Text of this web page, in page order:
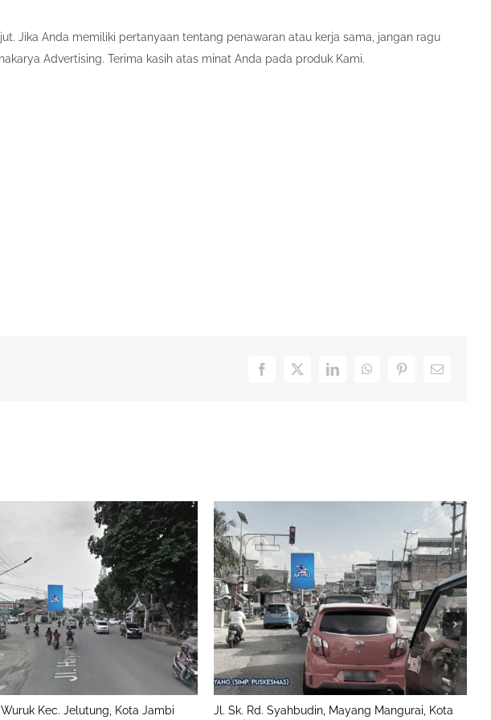
Jika Anda memiliki pertanyaan tentang penawaran atau kerja sama, jangan ragu
Advertising. Terima kasih atas minat Anda pada produk Kami.
Facebook
X LinkedInWhatsAppPinterestEmail
Kec. Jelutung, Kota Jambi
Jl. Sk. Rd. Syahbudin, Mayang Mangurai, Kota